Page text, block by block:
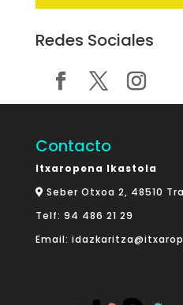
Redes Sociales
Contacto
Itxaropena Ikastola
Seber Otxoa 2, 48510
Telf: 94 486 21 29
Email: